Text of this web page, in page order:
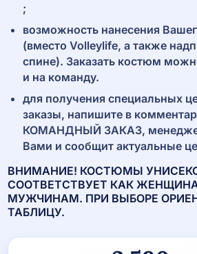
;
возможность нанесения
(вместо Volleylife, а также
спине). Заказать костюм
и на команду.
для получения специальных
заказы, напишите в
КОМАНДНЫЙ ЗАКАЗ,
Вами и сообщит актуальные
ВНИМАНИЕ! КОСТЮМЫ
СООТВЕТСТВУЕТ КАК
МУЖЧИНАМ. ПРИ ВЫБОРЕ
ТАБЛИЦУ.